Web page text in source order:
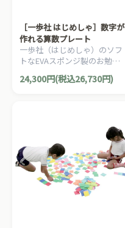
［一歩社 はじめしゃ］数字が
作れる算数プレート
一歩社（はじめしゃ）のソフ
トなEVAスポンジ製のお勉強
と答えを作って算数のお勉強
24,300円(税込26,730円)